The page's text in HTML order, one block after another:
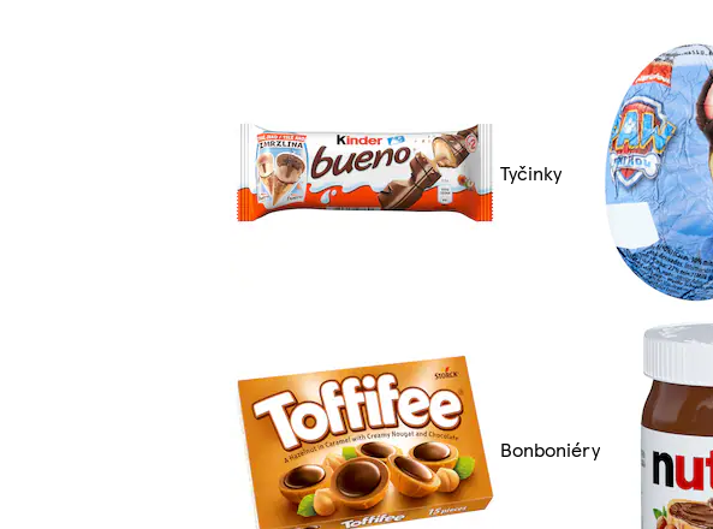
Tyčinky
Bonboniéry